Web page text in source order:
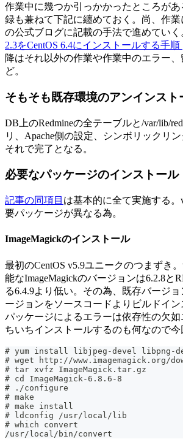
作業中に幾つか引っかかったところが
録も兼ねて下記に纏めておく。尚、作
の公式ブログに記載の手法で進めていく
2.3をCentOS 6.4にインストールする手順
降はそれ以外の作業や作業中のエラー
ど。
そもそも既存環境のアンインスト
DB上のRedmineの全テーブルと/var/lib/
リ、Apache側の設定、シンボリックリ
それで完了となる。
必要なパッケージのインストール
記事の同項目 は基本的に全て実施する
要パッケージが異なる為。
ImageMagickのインストール
最初のCentOS v5.9ユニークのつまずき
能なImageMagickのバージョンは6.2.8と
る6.4.9より低い。その為、既存バージョ
ージョンをソースコードよりビルドイ
パッケージによるエラーは依存性の欠
ちいちインストールするのも何なので今
# yum install libjpeg-devel libpng-
# wget http://www.imagemagick.org/
# tar xvfz ImageMagick.tar.gz
# cd ImageMagick-6.8.6-8
# ./configure
# make
# make install
# ldconfig /usr/local/lib
# which convert
/usr/local/bin/convert